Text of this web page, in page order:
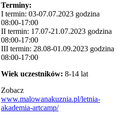
Terminy:
I termin: 03-07.07.2023 godzina
08:00-17:00
II termin: 17.07-21.07.2023 godzina
08:00-17:00
III termin: 28.08-01.09.2023 godzina
08:00-17:00
Wiek uczestników: 8-14 lat
Zobacz
www.malowanakuznia.pl/letnia-
akademia-artcamp/